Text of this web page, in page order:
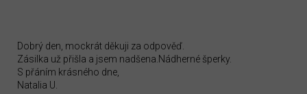
Dobrý den, mockrát děkuji za odpověď.
Zásilka už přišla a jsem nadšena.Nádherné šperky.
S přáním krásného dne,
Natalia U.